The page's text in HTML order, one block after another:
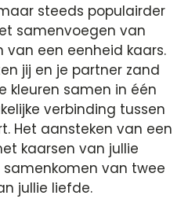
steeds populairder
samenvoegen van
een eenheid kaars.​
jij en je partner zand
kleuren samen in één
verbinding tussen
Het aansteken van een
kaarsen van jullie
van twee
jullie liefde.​